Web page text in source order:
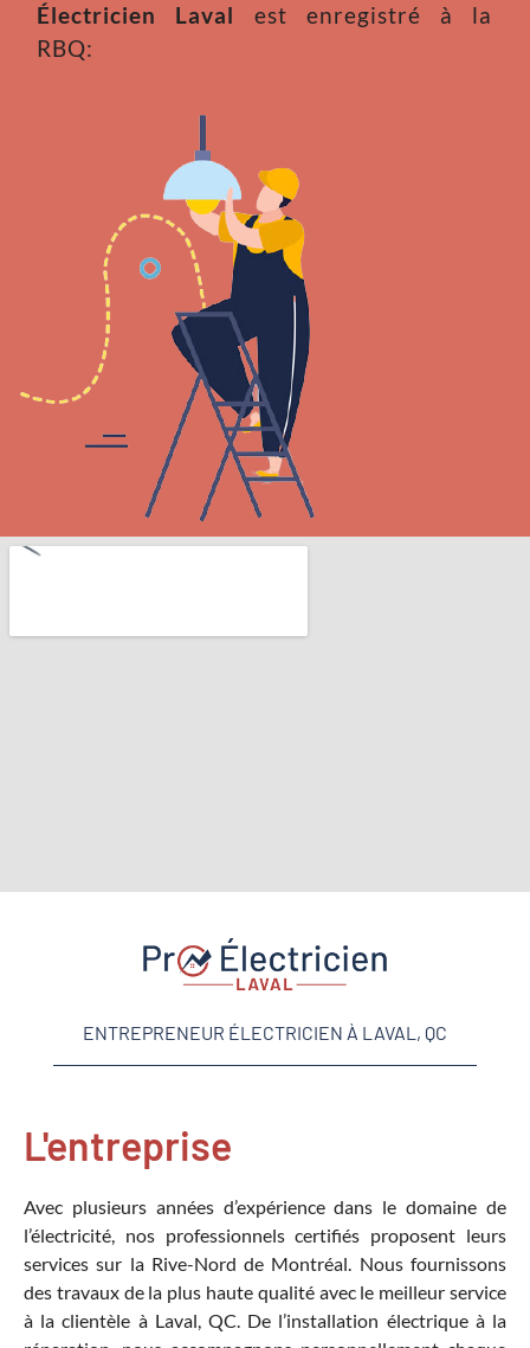
Électricien Laval
est enregistré à la
RBQ:
ENTREPRENEUR ÉLECTRICIEN À LAVAL, QC
L'entreprise
Avec plusieurs années d’expérience dans le domaine de
l’électricité, nos professionnels certifiés proposent leurs
services sur la Rive-Nord de Montréal. Nous fournissons
des travaux de la plus haute qualité avec le meilleur service
à la clientèle à Laval, QC. De l’installation électrique à la